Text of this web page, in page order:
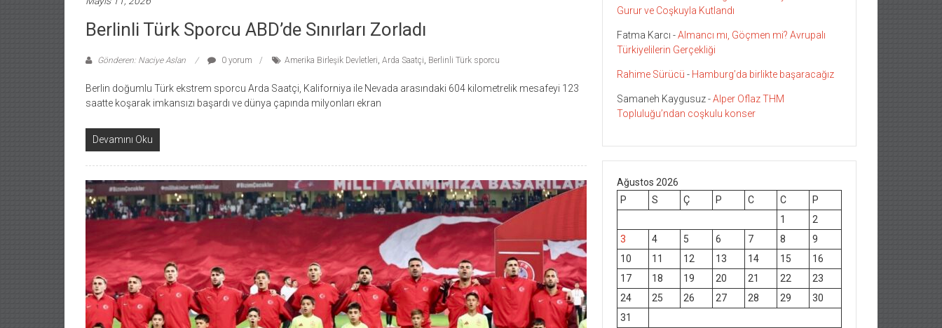
Berlinli Türk Sporcu ABD’de Sınırları Zorladı
Gönderen: Naciye Aslan 0 yorum Amerika Birleşik Devletleri, Arda Saatçi, Berlinli Türk sporcu
Berlin doğumlu Türk ekstrem sporcu Arda Saatçi, Kaliforniya ile Nevada arasındaki 604 kilometrelik mesafeyi 123
saatte koşarak imkansızı başardı ve dünya çapında milyonları ekran
Devamını Oku
Gurur ve Coşkuyla Kutlandı
Fatma Karcı -Almancı mı, Göçmen mi? Avrupalı
Türkiyelilerin Gerçekliği
Rahime Sürücü - Hamburg’da birlikte başaracağız
Samaneh Kaygusuz-Alper Oflaz THM
Topluluğu’ndan coşkulu konser
Ağustos 2026
P
S Ç P C C
P
1
2
3
4 5 6 7 8
9
10
11 12 13 14 15
16
17
18 19 20 21 22
23
24
25 26 27 28 29
30
31